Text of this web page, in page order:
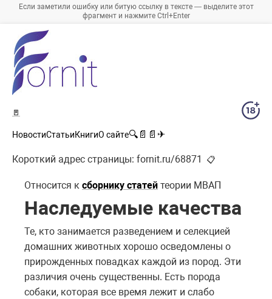
Если заметили ошибку или битую ссылку в тексте — выделите этот
фрагмент и нажмите Ctrl+Enter
🚪
НовостиСтатьиКнигиО сайте🔍 📄 📄 ✈
Короткий адрес страницы: fornit.ru/68871 📋
Относится к сборнику статей теории МВАП
Наследуемые качества
Те, кто занимается разведением и селекцией
домашних животных хорошо осведомлены о
прирожденных повадках каждой из пород. Эти
различия очень существенны. Есть порода
собаки, которая все время лежит и слабо